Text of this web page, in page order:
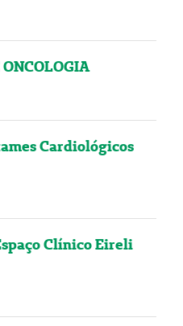
Cardiológicos
Clínico Eireli